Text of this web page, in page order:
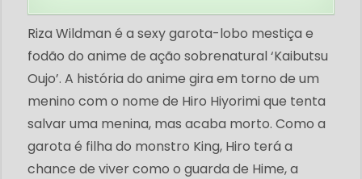
Riza Wildman é a sexy garota-lobo mestiça e
fodão do anime de ação sobrenatural ‘Kaibutsu
Oujo’. A história do anime gira em torno de um
menino com o nome de Hiro Hiyorimi que tenta
salvar uma menina, mas acaba morto. Como a
garota é filha do monstro King, Hiro terá a
chance de viver como o guarda de Hime, a